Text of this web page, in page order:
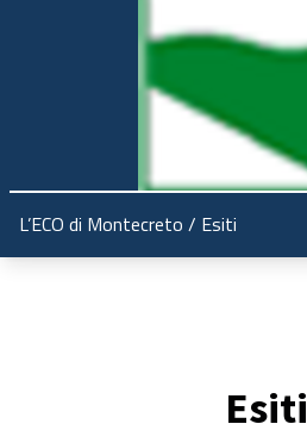
Regione Emilia-Romagna Partecipazione
L’ECO di Montecreto / Esiti
Esiti